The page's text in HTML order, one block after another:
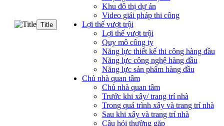
Title
Khu đô thị dự án
Video giải pháp thi công
Lợi thế vượt trội
Lợi thế vượt trội
Quy mô công ty
Năng lực thiết kế thi công hàng đầu
Năng lực công nghệ hàng đầu
Năng lực sản phẩm hàng đầu
Chủ nhà quan tâm
Chủ nhà quan tâm
Trước khi xây/ trang trí nhà
Trong quá trình xây và trang trí nhà
Sau khi xây và trang trí nhà
Câu hỏi thường gặp